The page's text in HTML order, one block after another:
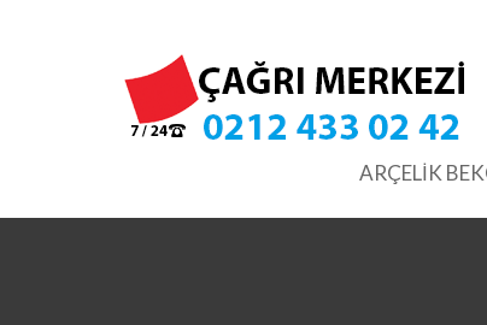
ARÇELİK